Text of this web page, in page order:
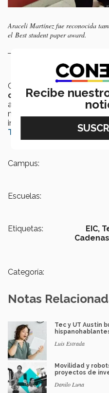
Araceli Martínez fue reconocida
el Best student paper award.
Cabe destacar que
el año
obtuvo también un“Best
actualmente
imparte las
mantenimiento de
inventarios y diseño y
Tec campus Guadalajara.
Campus:
Escuelas:
Etiquetas: EIC,
Categoría:
Notas
Tec y UT Austin
Luis Estrada
Movilidad y
proyectos de
Danilo Luna
Recibe